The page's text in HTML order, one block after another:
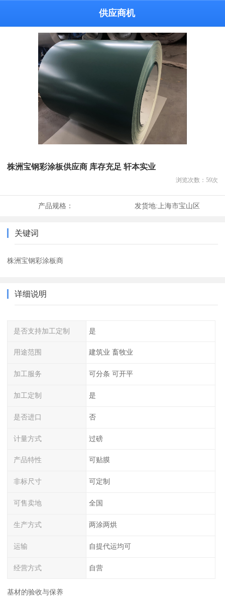
供应商机
株洲宝钢彩涂板供应商 库存充足 轩本实业
浏览次数： 59次
产品规格： 发货地:上海市宝山区
关键词
株洲宝钢彩涂板商
详细说明
是否支持加工定制 是
用途范围 建筑业 畜牧业
加工服务 可分条 可开平
加工定制 是
是否进口 否
计量方式 过磅
产品特性 可贴膜
非标尺寸 可定制
可售卖地 全国
生产方式 两涂两烘
运输 自提代运均可
经营方式 自营
基材的验收与保养